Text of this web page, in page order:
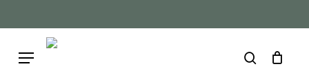
to
content
Menu search
Cart Close